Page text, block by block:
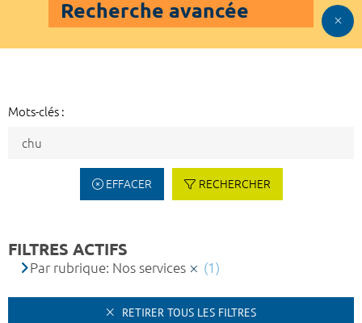
Recherche avancée
Mots-clés :
EFFACER RECHERCHER
FILTRES ACTIFS
Par rubrique: Nos services (1)
RETIRER TOUS LES FILTRES